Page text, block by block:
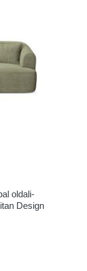
oldali-
Design